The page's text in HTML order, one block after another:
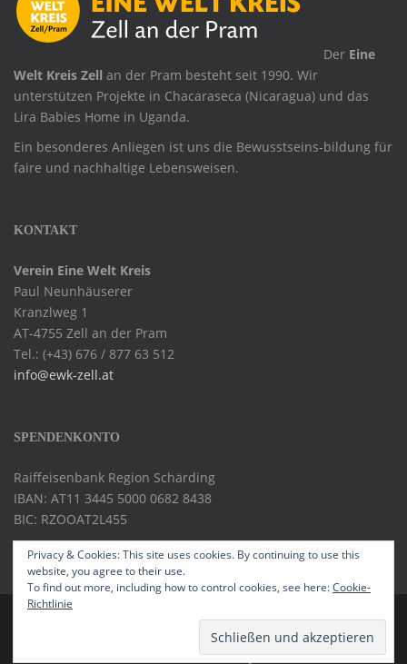
Der Eine
Welt Kreis Zell an der Pram besteht seit 1990. Wir
unterstützen Projekte in Chacaraseca (Nicaragua) und das
Lira Babies Home in Uganda.
Ein besonderes Anliegen ist uns die Bewusstseins-bildung für
faire und nachhaltige Lebensweisen.
KONTAKT
Verein Eine Welt Kreis
Paul Neunhäuserer
Kranzlweg 1
AT-4755 Zell an der Pram
Tel.: (+43) 676 / 877 63 512
info@ewk-zell.at
SPENDENKONTO
Raiffeisenbank Region Schärding
IBAN: AT11 3445 5000 0682 8438
BIC: RZOOAT2L455
IMPRESSUM
Powered byWordPress
Privacy & Cookies: This site uses cookies. By continuing to use this
website, you agree to their use.
To find out more, including how to control cookies, see here:Cookie-
Richtlinie